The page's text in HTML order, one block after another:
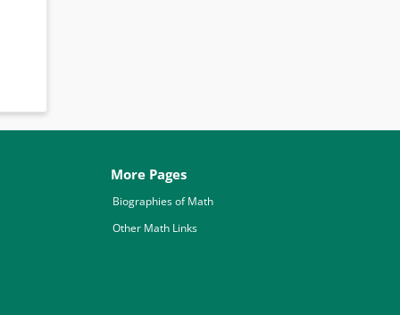
More Pages
Biographies of Math
Other Math Links